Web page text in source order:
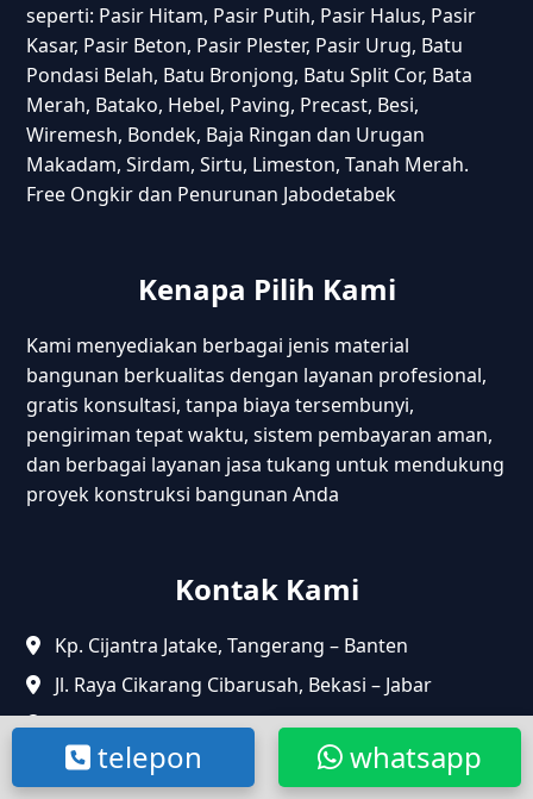
seperti: Pasir Hitam, Pasir Putih, Pasir Halus, Pasir
Kasar, Pasir Beton, Pasir Plester, Pasir Urug, Batu
Pondasi Belah, Batu Bronjong, Batu Split Cor, Bata
Merah, Batako, Hebel, Paving, Precast, Besi,
Wiremesh, Bondek, Baja Ringan dan Urugan
Makadam, Sirdam, Sirtu, Limeston, Tanah Merah.
Free Ongkir dan Penurunan Jabodetabek
Kenapa Pilih Kami
Kami menyediakan berbagai jenis material
bangunan berkualitas dengan layanan profesional,
gratis konsultasi, tanpa biaya tersembunyi,
pengiriman tepat waktu, sistem pembayaran aman,
dan berbagai layanan jasa tukang untuk mendukung
proyek konstruksi bangunan Anda
Kontak Kami
Kp. Cijantra Jatake, Tangerang – Banten
Jl. Raya Cikarang Cibarusah, Bekasi – Jabar
Jl. Maritim Raya, Pelabuhan Sunda kelapa,
Penjaringan – Jakarta Utara.
+62 857-7678-6091
whatsapp
telepon